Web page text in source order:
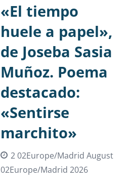
«El tiempo
huele a papel»,
de Joseba Sasia
Muñoz. Poema
destacado:
«Sentirse
marchito»
2 02Europe/Madrid August
02Europe/Madrid 2026